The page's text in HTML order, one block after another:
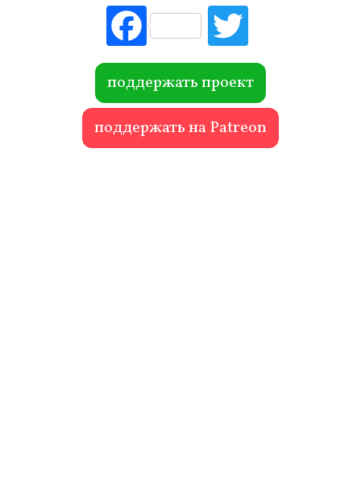
Fac
ebo
ok r
поддержать проект
поддержать на Patreon